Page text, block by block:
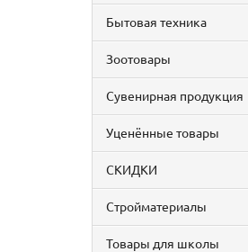
Бытовая техника
Зоотовары
Сувенирная продукция
Уценённые товары
СКИДКИ
Стройматериалы
Товары для школы